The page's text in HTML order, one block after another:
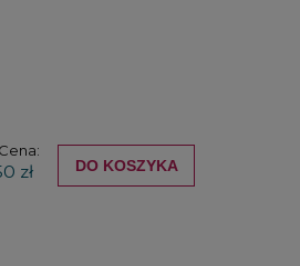
Cena:
zł DO KOSZYKA